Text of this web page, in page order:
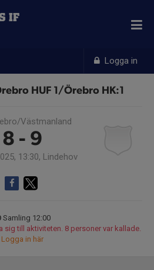
Logga in
IF
HUF 1/Örebro HK:1
Västmanland
8 - 9
13:30, Lindehov
Samling 12:00
sig till aktiviteten. 8 personer var kallade.
Logga in här